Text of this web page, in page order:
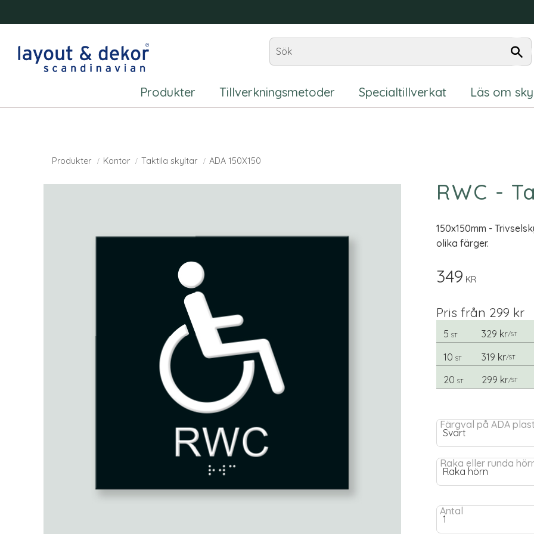
Produkter Tillverkningsmetoder Specialtillverkat Läs om
Produkter Kontor Taktila skyltar ADA 150X150
RWC -
150x150mm -
olika färger.
349 KR
Pris från 299 kr
5 ST 329 kr/ST
10 ST 319 kr/ST
20 ST 299 kr/ST
Färgval på ADA plast
Raka eller runda
Antal